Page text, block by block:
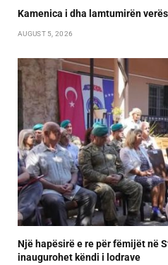
Kamenica i dha lamtumirën
AUGUST 5, 2026
Një hapësirë e re për fëmijët në
inaugurohet këndi i lodrave